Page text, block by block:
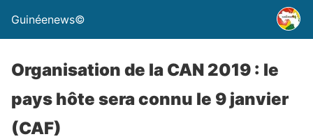
Guinéenews©
Organisation de la CAN 2019 : le
pays hôte sera connu le 9 janvier
(CAF)